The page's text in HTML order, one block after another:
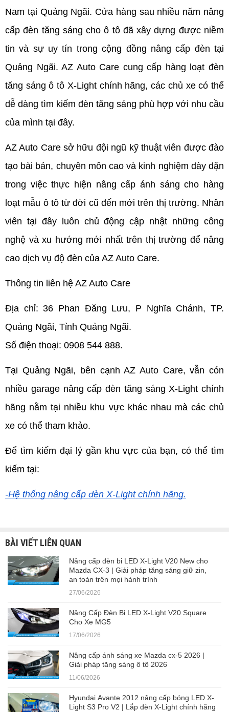
Nam tại Quảng Ngãi. Cửa hàng sau nhiều năm nâng
cấp đèn tăng sáng cho ô tô đã xây dựng được niềm
tin và sự uy tín trong cộng đồng nâng cấp đèn tại
Quảng Ngãi. AZ Auto Care cung cấp hàng loạt đèn
tăng sáng ô tô X-Light chính hãng, các chủ xe có thể
dễ dàng tìm kiếm đèn tăng sáng phù hợp với nhu cầu
của mình tại đây.
AZ Auto Care sở hữu đội ngũ kỹ thuật viên được đào
tạo bài bản, chuyên môn cao và kinh nghiệm dày dặn
trong việc thực hiện nâng cấp ánh sáng cho hàng
loạt mẫu ô tô từ đời cũ đến mới trên thị trường. Nhân
viên tại đây luôn chủ động cập nhật những công
nghệ và xu hướng mới nhất trên thị trường để nâng
cao dịch vụ độ đèn của AZ Auto Care.
Thông tin liên hệ AZ Auto Care
Địa chỉ: 36 Phan Đăng Lưu, P Nghĩa Chánh, TP.
Quảng Ngãi, Tỉnh Quảng Ngãi.
Số điện thoại: 0908 544 888.
Tại Quảng Ngãi, bên cạnh AZ Auto Care, vẫn cón
nhiều garage nâng cấp đèn tăng sáng X-Light chính
hãng nằm tại nhiều khu vực khác nhau mà các chủ
xe có thể tham khảo.
Để tìm kiếm đại lý gần khu vực của bạn, có thể tìm
kiếm tại:
-Hệ thống nâng cấp đèn X-Light chính hãng.
BÀI VIẾT LIÊN QUAN
Nâng cấp đèn bi LED X-Light V20 New cho
Mazda CX-3 | Giải pháp tăng sáng giữ zin,
an toàn trên mọi hành trình
27/06/2026
Nâng Cấp Đèn Bi LED X-Light V20 Square
Cho Xe MG5
17/06/2026
Nâng cấp ánh sáng xe Mazda cx-5 2026 |
Giải pháp tăng sáng ô tô 2026
11/06/2026
Hyundai Avante 2012 nâng cấp bóng LED X-
Light S3 Pro V2 | Lắp đèn X-Light chính hãng